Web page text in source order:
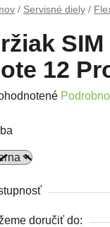
/ Servisné diely /
12
hodnotenie
doručiť do: